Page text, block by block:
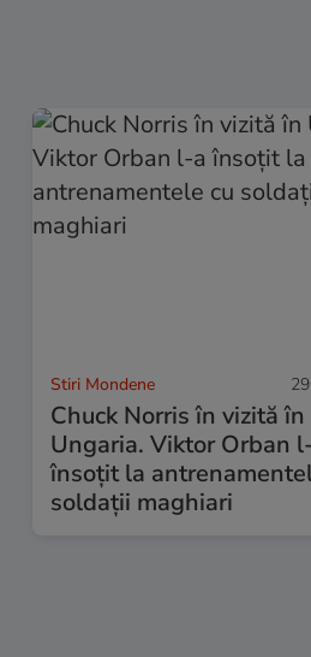
Stiri Mondene
Chuck Norris în vizită în
Ungaria. Viktor Orban
însoțit la
soldații maghiari